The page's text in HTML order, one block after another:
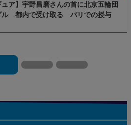
ュア】宇野昌磨さんの首に北京五輪団
ル 都内で受け取る パリでの授与